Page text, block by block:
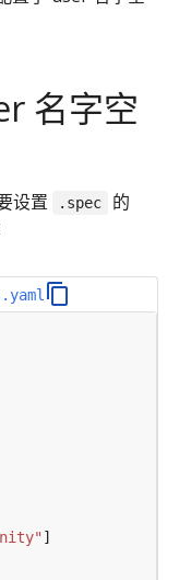
名字空
设置 .spec 的
]